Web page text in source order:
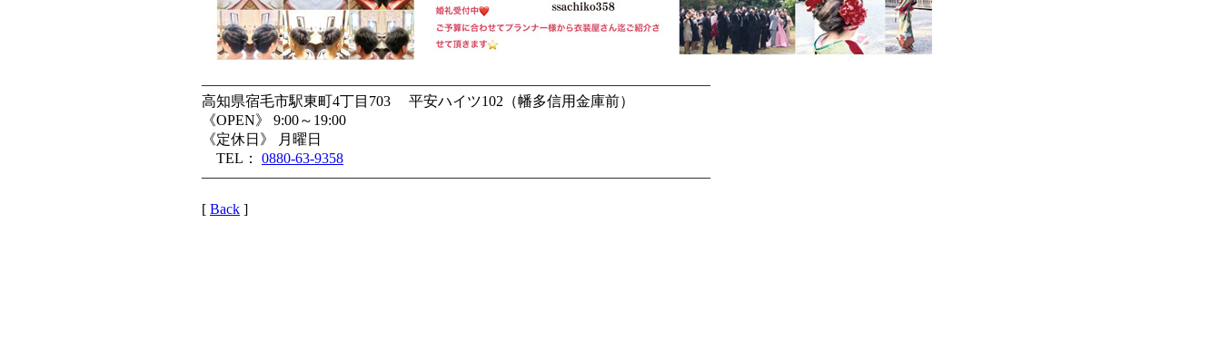
———————————————————————————————————
高知県宿毛市駅東町4丁目703 平安ハイツ102（幡多信用金庫前）
《OPEN》 9:00～19:00
《定休日》 月曜日
TEL： 0880-63-9358
———————————————————————————————————
[ Back ]